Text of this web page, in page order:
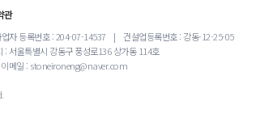
관
자 등록번호 : 204-07-14537 |
건설업등록번호 : 강동-12-25-05
: 서울특별시 강동구 풍성로136 상가동 114호
이메일 : stoneironeng@naver.com